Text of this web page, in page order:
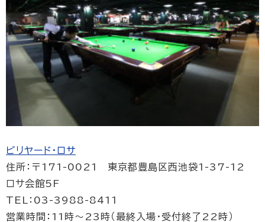
ビリヤード・ロサ
住所：〒171-0021 東京都豊島区西池袋1-37-12
ロサ会館5F
TEL：03-3988-8411
営業時間：11時〜23時（最終入場・受付終了22時）